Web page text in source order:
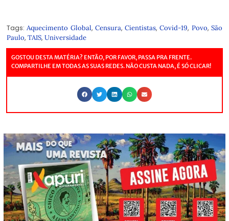
Tags:Aquecimento Global, Censura,Cientistas,Covid-19, Povo,São
Paulo, TAIS, Universidade
GOSTOU DESTA MATÉRIA? ENTÃO, POR FAVOR, PASSA PRA FRENTE.
COMPARTILHE EM TODAS AS SUAS REDES. NÃO CUSTA NADA, É SÓ CLICAR!